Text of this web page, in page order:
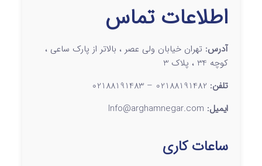
اطلاعات تماس
آدرس: تهران خیابان ولی عصر ، بالاتر از پارک ساعی ،
کوچه 34 ، پلاک 3
تلفن:
ایمیل:
ساعات کاری